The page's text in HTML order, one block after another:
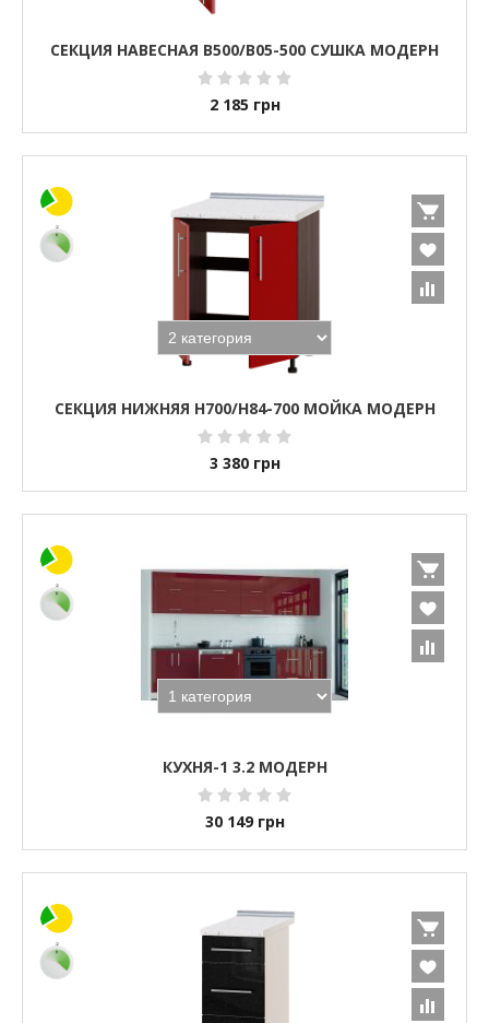
СЕКЦИЯ НАВЕСНАЯ В500/В05-500 СУШКА МОДЕРН
2 185 грн
СЕКЦИЯ НИЖНЯЯ Н700/Н84-700 МОЙКА МОДЕРН
3 380 грн
КУХНЯ-1 3.2 МОДЕРН
30 149 грн